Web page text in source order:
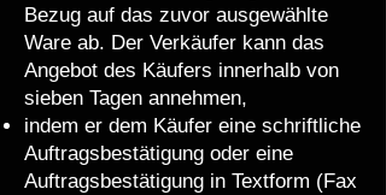
Bezug auf das zuvor ausgewählte
Ware ab. Der Verkäufer kann das
Angebot des Käufers innerhalb von
sieben Tagen annehmen,
indem er dem Käufer eine schriftliche
Auftragsbestätigung oder eine
Auftragsbestätigung in Textform (Fax